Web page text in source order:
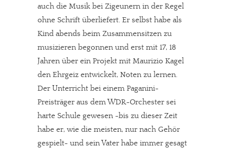
auch die Musik bei Zigeunern in der Regel
ohne Schrift überliefert. Er selbst habe als
Kind abends beim Zusammensitzen zu
musizieren begonnen und erst mit 17, 18
Jahren über ein Projekt mit Maurizio Kagel
den Ehrgeiz entwickelt, Noten zu lernen.
Der Unterricht bei einem Paganini-
Preisträger aus dem WDR-Orchester sei
harte Schule gewesen -bis zu dieser Zeit
habe er, wie die meisten, nur nach Gehör
gespielt- und sein Vater habe immer gesagt